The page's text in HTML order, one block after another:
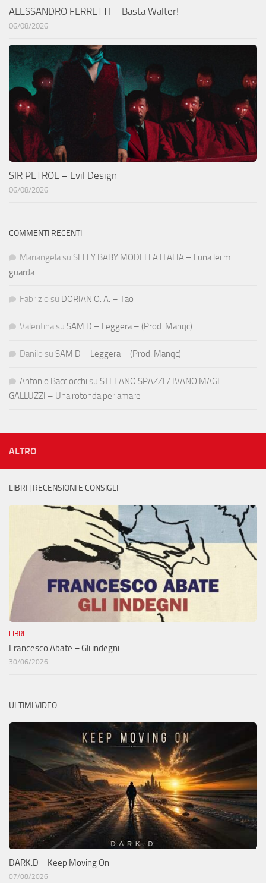
ALESSANDRO FERRETTI – Basta Walter!
06/08/2026
SIR PETROL – Evil Design
06/08/2026
COMMENTI RECENTI
Mariangela su SELLY BABY MODELLA ITALIA – Luna lei mi
guarda
Fabrizio su DORIAN O. A. – Tao
Valentina su SAM D – Leggera – (Prod. Manqc)
Danilo su SAM D – Leggera – (Prod. Manqc)
Antonio Bacciocchi su STEFANO SPAZZI / IVANO MAGI
GALLUZZI – Una rotonda per amare
ALTRO
LIBRI | RECENSIONI E CONSIGLI
LIBRI
Francesco Abate – Gli indegni
30/06/2026
ULTIMI VIDEO
DARK.D – Keep Moving On
07/08/2026